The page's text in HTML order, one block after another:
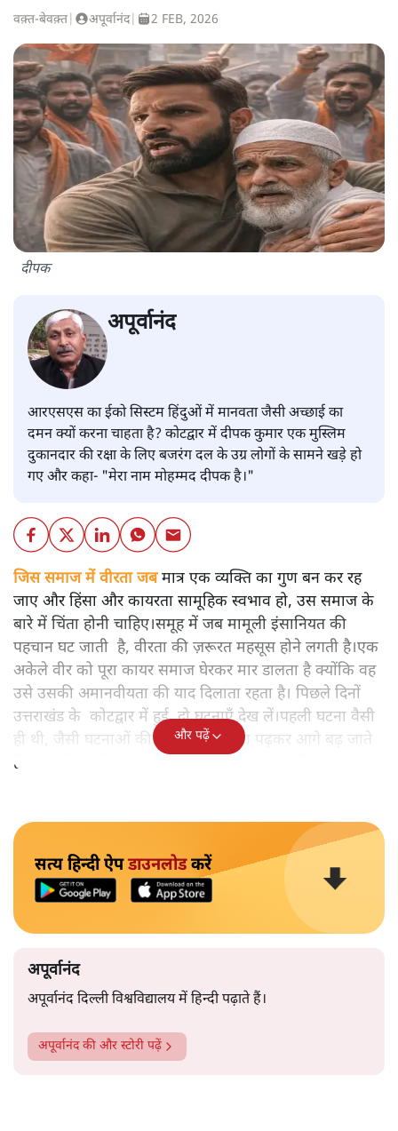
वक़्त-बेवक़्त अपूर्वानंद| 2 FEB, 2026
दीपक
अपूर्वानंद
आरएसएस का ईको सिस्टम हिंदुओं में मानवता जैसी अच्छाई का
दमन क्यों करना चाहता है? कोटद्वार में दीपक कुमार एक मुस्लिम
दुकानदार की रक्षा के लिए बजरंग दल के उग्र लोगों के सामने खड़े हो
गए और कहा- "मेरा नाम मोहम्मद दीपक है।"
जिस समाज में वीरता जबमात्र एक व्यक्ति का गुण बन कर रह
जाए और हिंसा और कायरता सामूहिक स्वभाव हो, उस समाज के
बारे में चिंता होनी चाहिए।समूह में जब मामूली इंसानियत की
पहचान घट जाती है, वीरता की ज़रूरत महसूस होने लगती है।एक
अकेले वीर को पूरा कायर समाज घेरकर मार डालता है क्योंकि वह
उसे उसकी अमानवीयता की याद दिलाता रहता है। पिछले दिनों
उत्तराखंड के कोटद्वार में हुई दो घटनाएँ देख लें।पहली घटना वैसी
ही थी, जैसी घटनाओं की खबर हम रोज़ाना पढ़कर आगे बढ़ जाते
हैं।भारत के तक़रीबन हर हिस्से से ऐसी खबर आती ही रहती है।
और पढ़ें
सत्य हिन्दी ऐपडाउनलोडकरें
अपूर्वानंद
अपूर्वानंद दिल्ली विश्वविद्यालय में हिन्दी पढ़ाते हैं।
अपूर्वानंदकी और स्टोरी पढ़ें